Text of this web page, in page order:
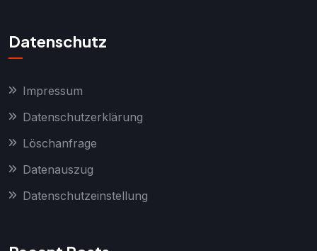
Datenschutz
Impressum
Datenschutzerklärung
Löschanfrage
Datenauszug
Datenschutzeinstellung